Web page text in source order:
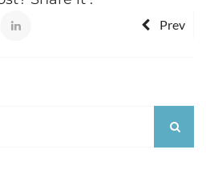
Prev